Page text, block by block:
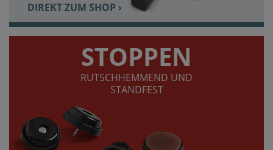
DIREKT ZUM SHOP ›
STOPPEN
RUTSCHHEMMEND UND
STANDFEST